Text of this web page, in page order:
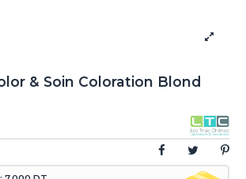
& Soin Coloration Blond